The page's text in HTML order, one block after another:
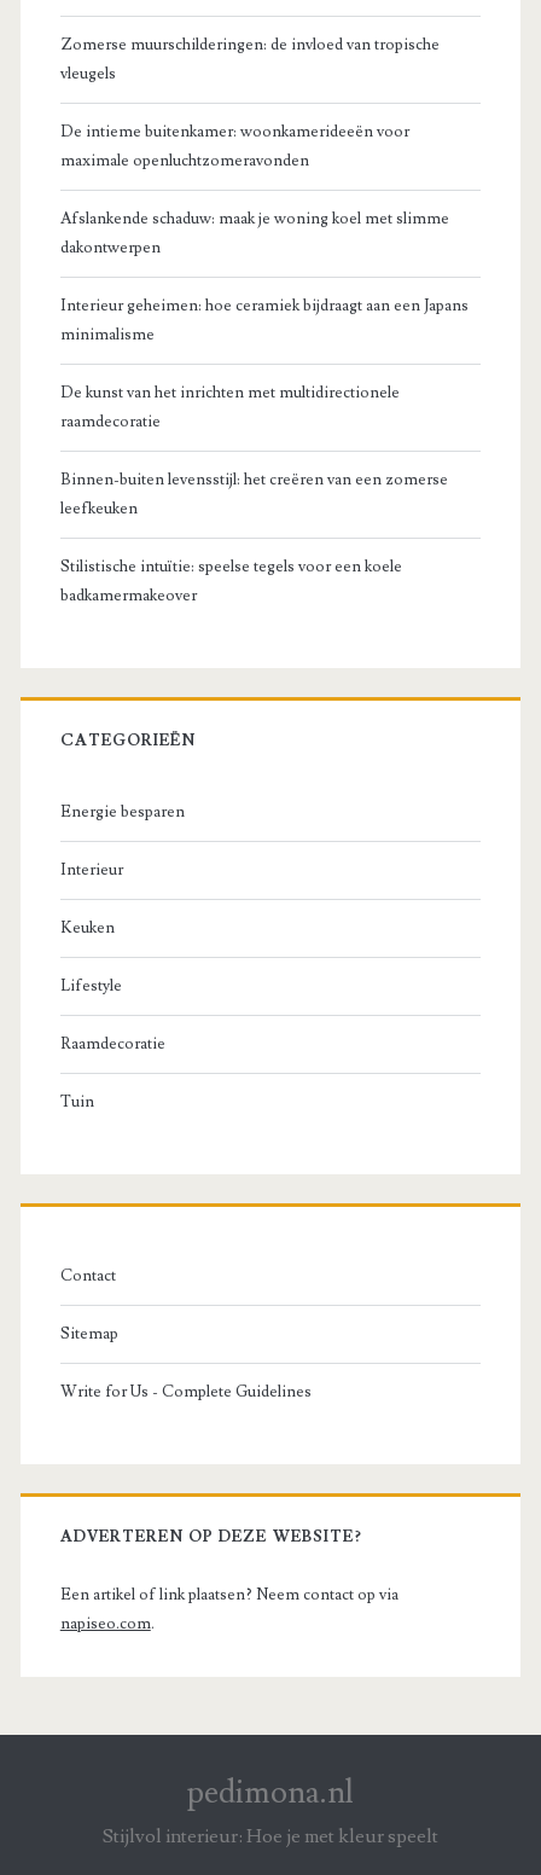
Zomerse muurschilderingen: de invloed van tropische
vleugels
De intieme buitenkamer: woonkamerideeën voor
maximale openluchtzomeravonden
Afslankende schaduw: maak je woning koel met slimme
dakontwerpen
Interieur geheimen: hoe ceramiek bijdraagt aan een Japans
minimalisme
De kunst van het inrichten met multidirectionele
raamdecoratie
Binnen-buiten levensstijl: het creëren van een zomerse
leefkeuken
Stilistische intuïtie: speelse tegels voor een koele
badkamermakeover
CATEGORIEËN
Energie besparen
Interieur
Keuken
Lifestyle
Raamdecoratie
Tuin
Contact
Sitemap
Write for Us - Complete Guidelines
ADVERTEREN OP DEZE WEBSITE?
Een artikel of link plaatsen? Neem contact op via
napiseo.com.
pedimona.nl
Stijlvol interieur: Hoe je met kleur speelt